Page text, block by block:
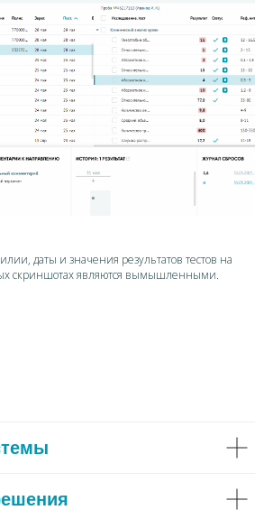
даты и значения результатов тестов на
скриншотах являются вымышленными.